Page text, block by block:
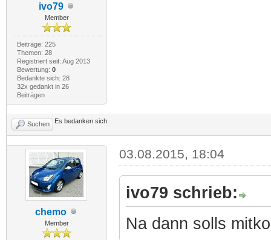
ivo79
Member
Beiträge: 225
Themen: 28
Registriert seit: Aug 2013
Bewertung: 0
Bedankte sich: 28
32x gedankt in 26
Beiträgen
Suchen Es bedanken sich:
chemo
Member
03.08.2015, 18:04
ivo79 schrieb:
Na dann solls